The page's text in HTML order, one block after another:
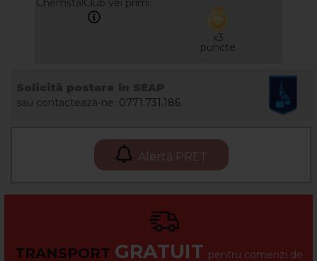
ChemstalClub vei primi:
x3
puncte
sau contactează-ne: 0771.731.186
Alertă PREȚ
TRANSPORT GRATUIT pentru comenzi de